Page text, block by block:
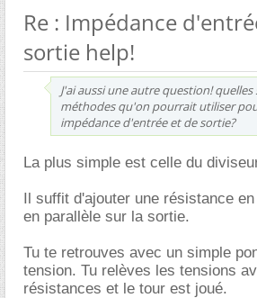
Re : Impédance
sortie help!
J'ai aussi une autre question! quelles
méthodes qu'on pourrait utiliser
impédance d'entrée et de sortie?
La plus simple est celle du
Il suffit d'ajouter une résistance
en parallèle sur la sortie.
Tu te retrouves avec un simple
tension. Tu relèves les tensions
résistances et le tour est joué.